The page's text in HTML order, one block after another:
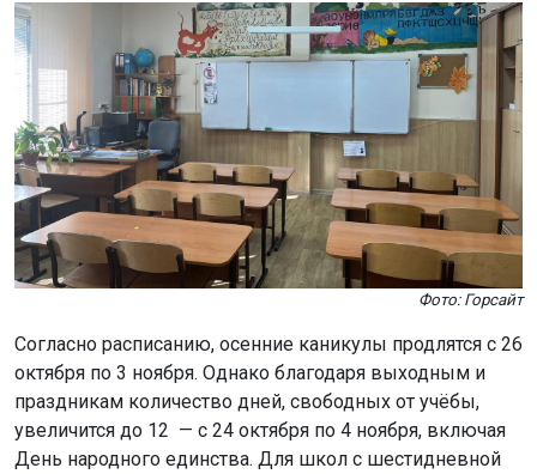
Фото: Горсайт
Согласно расписанию, осенние каникулы продлятся с 26
октября по 3 ноября. Однако благодаря выходным и
праздникам количество дней, свободных от учёбы,
увеличится до 12 — с 24 октября по 4 ноября, включая
День народного единства. Для школ с шестидневной